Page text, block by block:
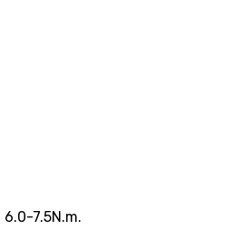
7.5N.m.